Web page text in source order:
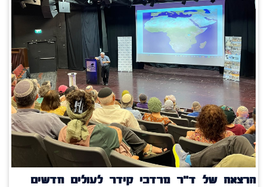
הרצאה של ד"ר מרדכי קידר לעולים חדשים